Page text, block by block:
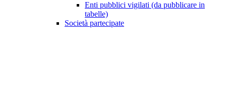
Enti pubblici vigilati (da pubblicare in
tabelle)
Società partecipate